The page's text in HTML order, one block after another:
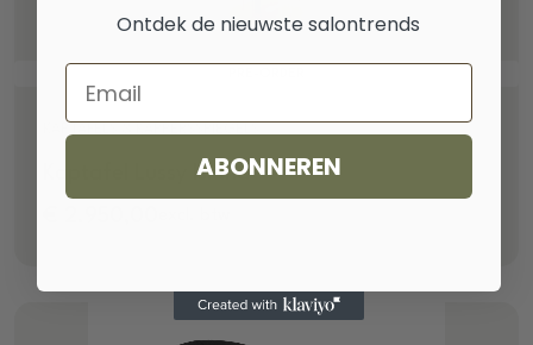
Kaptafel Lussy Island
Ontdek de nieuwste salontrends
Email
ABONNEREN